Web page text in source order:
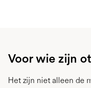
Voor wie zijn
Het zijn niet alleen de